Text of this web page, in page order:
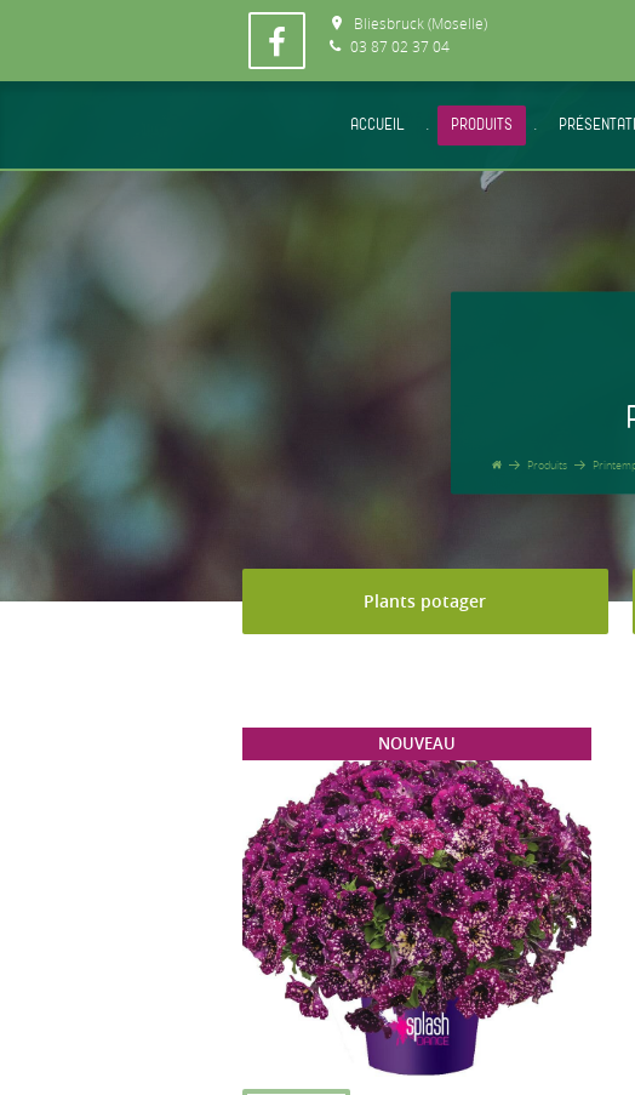
Bliesbruck (Moselle)
03 87 02 37 04
ACCUEIL . PRODUITS .
Produits
Plants potager
NOUVEAU